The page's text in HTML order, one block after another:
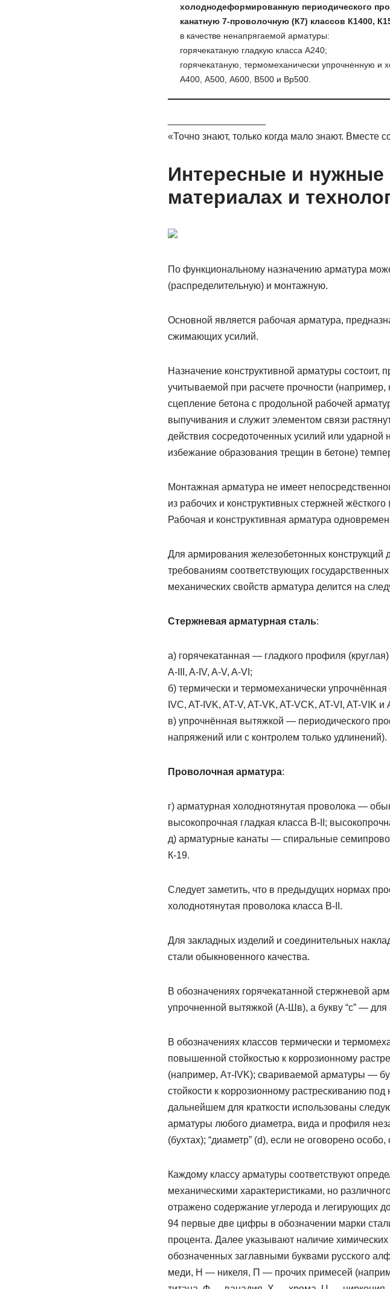
холоднодеформированную периодического
канатную 7-проволочную (К7) классов К1400,
в качестве ненапрягаемой арматуры:
горячекатаную гладкую класса А240;
горячекатаную, термомеханически упрочненную
А400, А500, А600, В500 и Вр500.
«Точно знают, только когда мало знают. Вместе
Интересные и нужные
материалах и
По функциональному назначению арматура
(распределительную) и монтажную.
Основной является рабочая арматура,
сжимающих усилий.
Назначение конструктивной арматуры состоит,
учитываемой при расчете прочности (например,
сцепление бетона с продольной рабочей
выпучивания и служит элементом связи
действия сосредоточенных усилий или
избежание образования трещин в бетоне)
Монтажная арматура не имеет
из рабочих и конструктивных стержней
Рабочая и конструктивная арматура
Для армирования железобетонных
требованиям соответствующих
механических свойств арматура делится на
Стержневая арматурная сталь:
а) горячекатанная — гладкого профиля
A-III, A-IV, A-V, A-VI;
б) термически и термомеханически
IVC, AT-IVK, AT-V, AT-VK, AT-VCK, AT-VI, AT-VIK и
в) упрочнённая вытяжкой — периодического
напряжений или с контролем только удлинений).
Проволочная арматура:
г) арматурная холоднотянутая проволока —
высокопрочная гладкая класса B-II;
д) арматурные канаты — спиральные
К-19.
Следует заметить, что в предыдущих нормах
холоднотянутая проволока класса B-II.
Для закладных изделий и соединительных
стали обыкновенного качества.
В обозначениях горячекатанной стержневой
упрочненной вытяжкой (А-Шв), а букву “с” —
В обозначениях классов термически и
повышенной стойкостью к коррозионному
(например, Ат-IVK); свариваемой арматуры —
стойкости к коррозионному растрескиванию
дальнейшем для краткости использованы
арматуры любого диаметра, вида и профиля
(бухтах); “диаметр” (d), если не оговорено
Каждому классу арматуры соответствуют
механическими характеристиками, но
отражено содержание углерода и легирующих
94 первые две цифры в обозначении марки
процента. Далее указывают наличие
обозначенных заглавными буквами русского
меди, Н — никеля, П — прочих примесей